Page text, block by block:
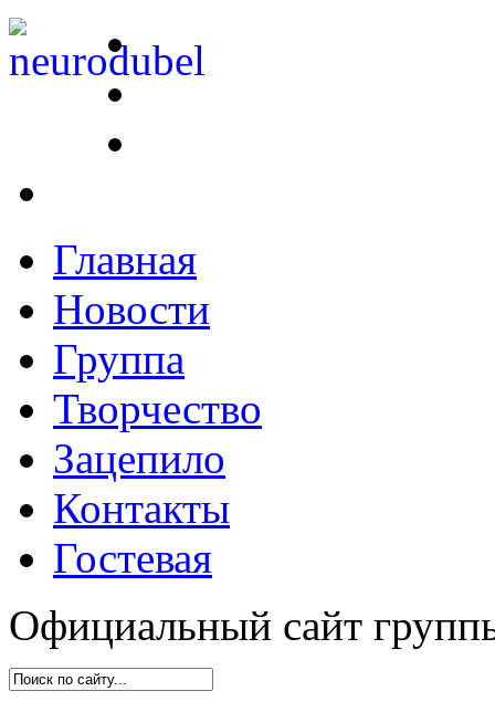
Главная
Новости
Группа
Творчество
Зацепило
Контакты
Гостевая
Официальный сайт